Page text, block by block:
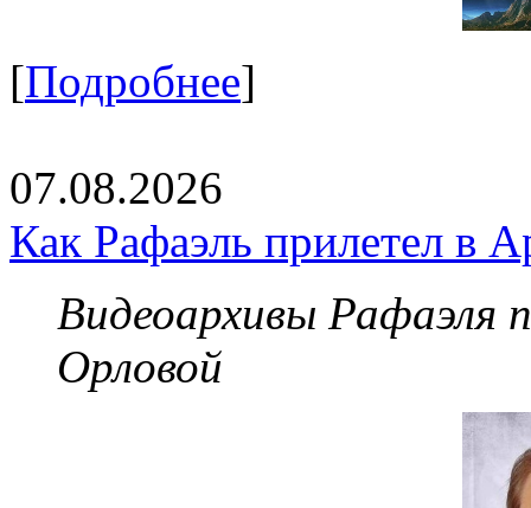
[Подробнее]
07.08.2026
Как Рафаэль прилетел в
Видеоархивы Рафаэля
Орловой